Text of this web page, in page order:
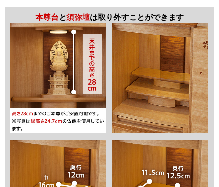
本尊台と須弥壇は取り外すことができます